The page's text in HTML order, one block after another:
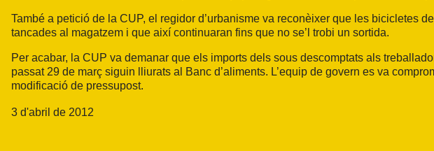
També a petició de la CUP, el regidor d’urbanisme va reconèixer que les bicicletes
tancades al magatzem i que així continuaran fins que no se’l trobi un sortida.
Per acabar, la CUP va demanar que els imports dels sous descomptats als
passat 29 de març siguin lliurats al Banc d’aliments. L’equip de govern es va
modificació de pressupost.
3 d'abril de 2012